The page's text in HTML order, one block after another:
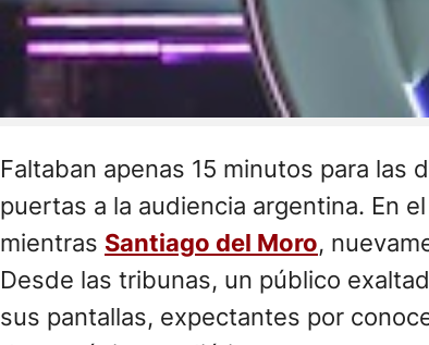
Faltaban apenas 15 minutos para las
puertas a la audiencia argentina. En
mientras Santiago del Moro,
Desde las tribunas, un público
sus pantallas, expectantes por